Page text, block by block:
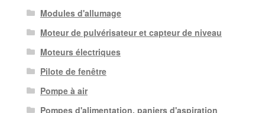
Modules d'allumage
Moteur de pulvérisateur et capteur de niveau
Moteurs électriques
Pilote de fenêtre
Pompe à air
Pompes d'alimentation, paniers d'aspiration